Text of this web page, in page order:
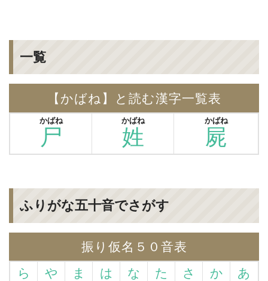
一覧
【かばね】と読む漢字一覧表
尸
かばね
姓
かばね
屍
かばね
ふりがな五十音でさがす
振り仮名５０音表
ら
や ま は な た さ か
あ